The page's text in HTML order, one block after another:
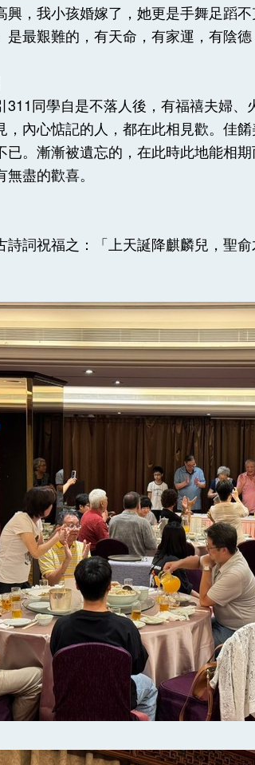
興，我小孩婚嫁了，她更是手舞足蹈
是最艱難的，有天命，有家運，有陰德
311同學自是不落人後，有福禧夫婦
，內心惦記的人，都在此相見歡。佳
已。漸漸被遺忘的，在此時此地能相
盡的歡喜。
詩詞祝福之：「上天誕降麒麟兒，聖